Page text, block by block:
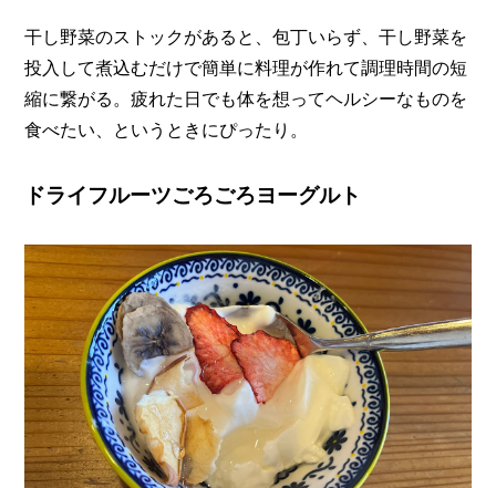
干し野菜のストックがあると、包丁いらず、干し野菜を
投入して煮込むだけで簡単に料理が作れて調理時間の短
縮に繋がる。疲れた日でも体を想ってヘルシーなものを
食べたい、というときにぴったり。
ドライフルーツごろごろヨーグルト